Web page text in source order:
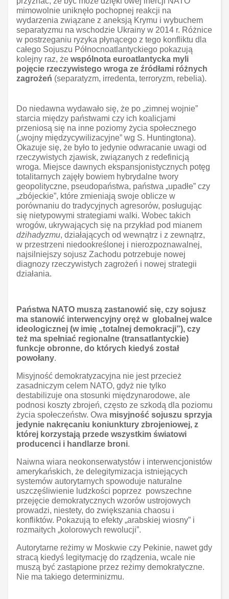
mimowolnie uniknęło pochopnej reakcji na
wydarzenia związane z aneksją Krymu i wybuchem
separatyzmu na wschodzie Ukrainy w 2014 r. Różnice
w postrzeganiu ryzyka płynącego z tego konfliktu dla
całego Sojuszu Północnoatlantyckiego pokazują
kolejny raz, że wspólnota euroatlantycka myli
pojęcie rzeczywistego wroga ze źródłami różnych
zagrożeń (separatyzm, irredenta, terroryzm, rebelia).
Do niedawna wydawało się, że po „zimnej wojnie”
starcia między państwami czy ich koalicjami
przeniosą się na inne poziomy życia społecznego
(„wojny międzycywilizacyjne” wg S. Huntingtona).
Okazuje się, że było to jedynie odwracanie uwagi od
rzeczywistych zjawisk, związanych z redefinicją
wroga. Miejsce dawnych ekspansjonistycznych potęg
totalitarnych zajęły bowiem hybrydalne twory
geopolityczne, pseudopaństwa, państwa „upadłe” czy
„zbójeckie”, które zmieniają swoje oblicze w
porównaniu do tradycyjnych agresorów, posługując
się nietypowymi strategiami walki. Wobec takich
wrogów, ukrywających się na przykład pod mianem
dżihadyzmu, działających od wewnątrz i z zewnątrz,
w przestrzeni niedookreślonej i nierozpoznawalnej,
najsilniejszy sojusz Zachodu potrzebuje nowej
diagnozy rzeczywistych zagrożeń i nowej strategii
działania.
Państwa NATO muszą zastanowić się, czy sojusz
ma stanowić interwencyjny oręż w globalnej walce
ideologicznej (w imię „totalnej demokracji”), czy
też ma spełniać regionalne (transatlantyckie)
funkcje obronne, do których kiedyś został
powołany.
Misyjność demokratyzacyjna nie jest przecież
zasadniczym celem NATO, gdyż nie tylko
destabilizuje ona stosunki międzynarodowe, ale
podnosi koszty zbrojeń, często ze szkodą dla poziomu
życia społeczeństw. Owa misyjność sojuszu sprzyja
jedynie nakręcaniu koniunktury zbrojeniowej, z
której korzystają przede wszystkim światowi
producenci i handlarze broni.
Naiwna wiara neokonserwatystów i interwencjonistów
amerykańskich, że delegitymizacja istniejących
systemów autorytarnych spowoduje naturalne
uszczęśliwienie ludzkości poprzez powszechne
przejęcie demokratycznych wzorów ustrojowych
prowadzi, niestety, do zwiększania chaosu i
konfliktów. Pokazują to efekty „arabskiej wiosny” i
rozmaitych „kolorowych rewolucji”.
Autorytarne reżimy w Moskwie czy Pekinie, nawet gdy
stracą kiedyś legitymację do rządzenia, wcale nie
muszą być zastąpione przez reżimy demokratyczne.
Nie ma takiego determinizmu.